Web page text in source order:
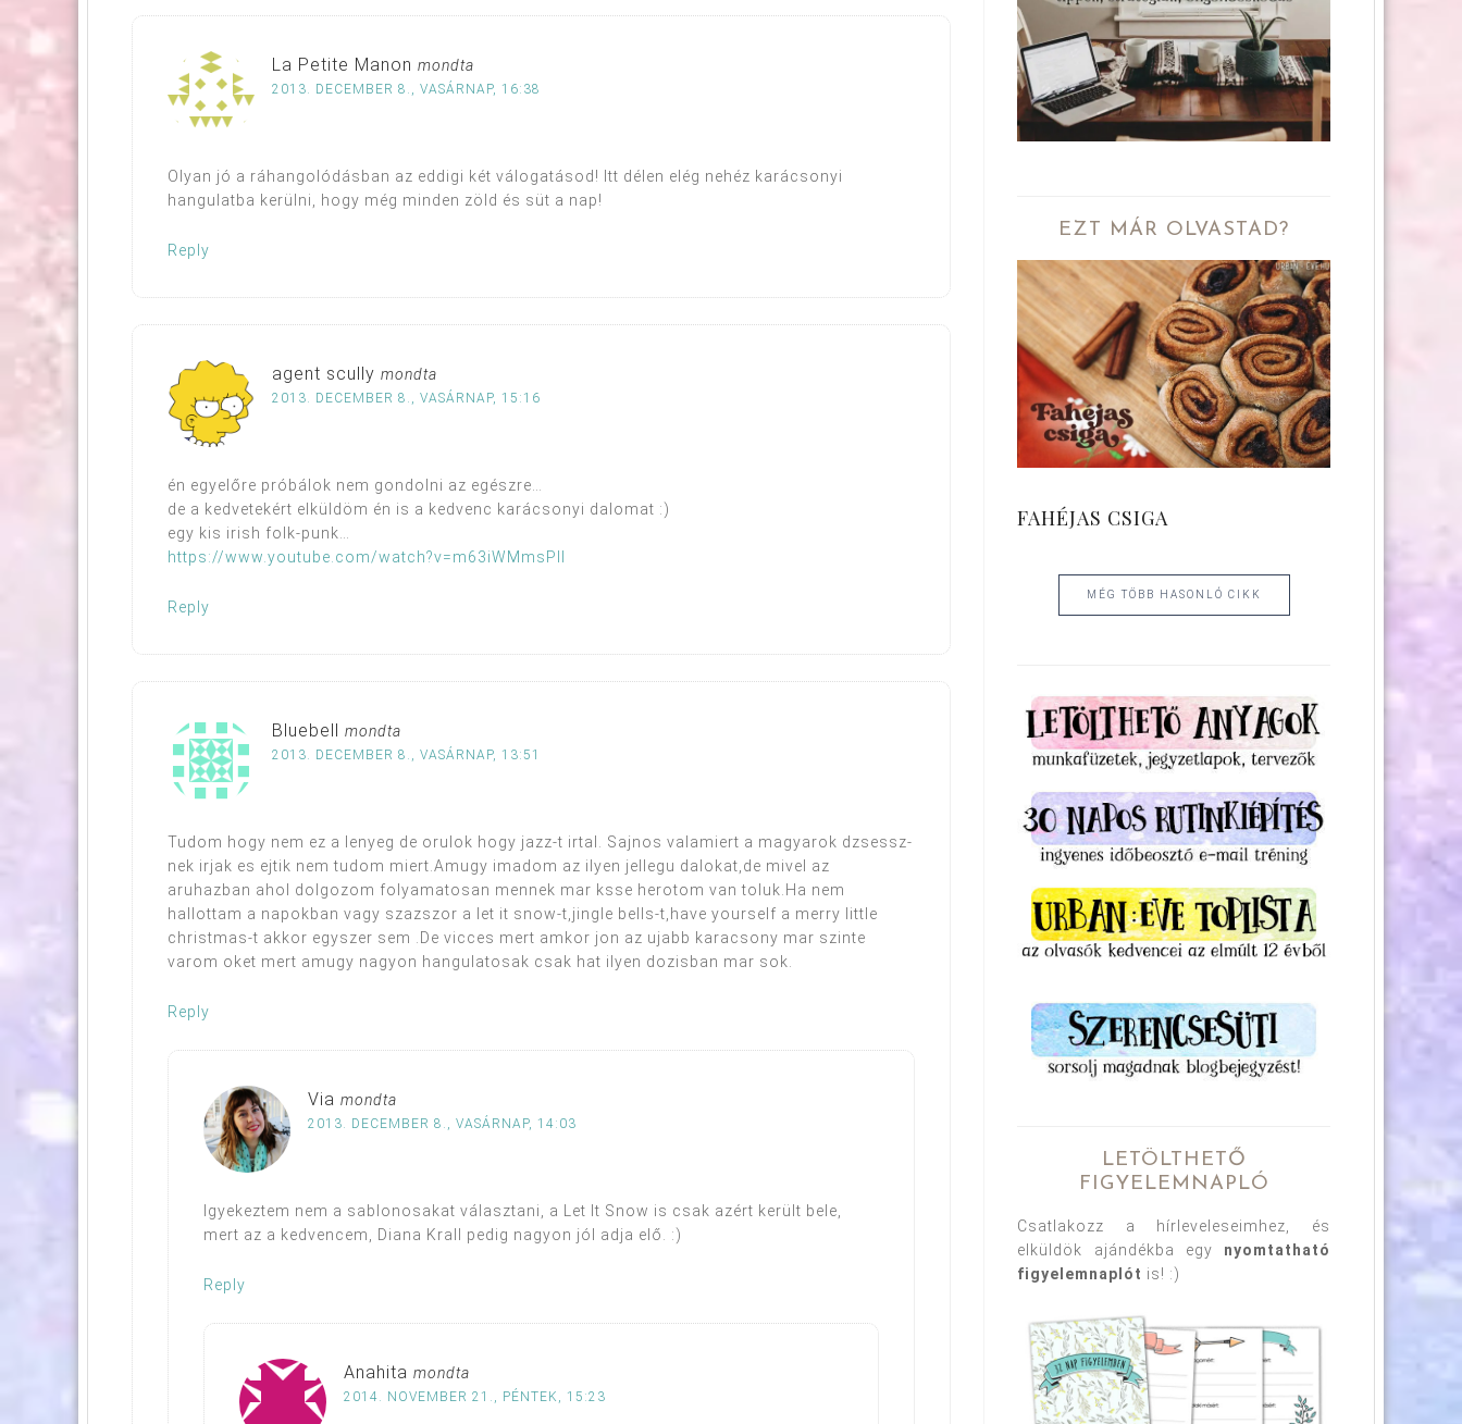
La Petite Manon mondta
2013. DECEMBER 8., VASÁRNAP, 16:38
Olyan jó a ráhangolódásban az eddigi két válogatásod! Itt délen elég nehéz karácsonyi
hangulatba kerülni, hogy még minden zöld és süt a nap!
Reply
agent scully mondta
2013. DECEMBER 8., VASÁRNAP, 15:16
én egyelőre próbálok nem gondolni az egészre…
de a kedvetekért elküldöm én is a kedvenc karácsonyi dalomat :)
egy kis irish folk-punk…
https://www.youtube.com/watch?v=m63iWMmsPII
Reply
Bluebell mondta
2013. DECEMBER 8., VASÁRNAP, 13:51
Tudom hogy nem ez a lenyeg de orulok hogy jazz-t irtal. Sajnos valamiert a magyarok dzsessz-
nek irjak es ejtik nem tudom miert.Amugy imadom az ilyen jellegu dalokat,de mivel az
aruhazban ahol dolgozom folyamatosan mennek mar ksse herotom van toluk.Ha nem
hallottam a napokban vagy szazszor a let it snow-t,jingle bells-t,have yourself a merry little
christmas-t akkor egyszer sem .De vicces mert amkor jon az ujabb karacsony mar szinte
varom oket mert amugy nagyon hangulatosak csak hat ilyen dozisban mar sok.
Reply
Via mondta
2013. DECEMBER 8., VASÁRNAP, 14:03
Igyekeztem nem a sablonosakat választani, a Let It Snow is csak azért került bele,
mert az a kedvencem, Diana Krall pedig nagyon jól adja elő. :)
Reply
Anahita mondta
2014. NOVEMBER 21., PÉNTEK, 15:23
EZT MÁR OLVASTAD?
FAHÉJAS CSIGA
MÉG TÖBB HASONLÓ CIKK
LETÖLTHETŐ
FIGYELEMNAPLÓ
Csatlakozz a hírleveleseimhez, és
elküldök ajándékba egy nyomtatható
figyelemnaplót is! :)